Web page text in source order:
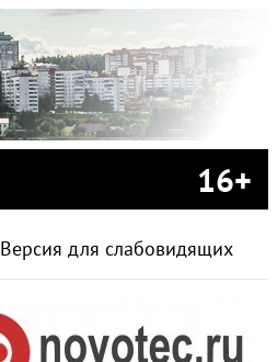
16+
Версия для слабовидящих